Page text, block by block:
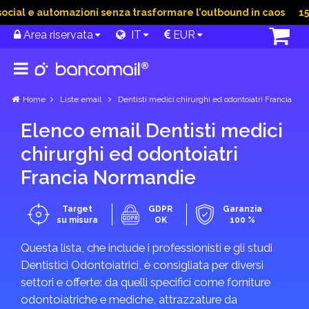
e automazioni senza trasformare l’outbound in caos 15
Area riservata IT EUR
Home Liste email Dentisti medici chirurghi ed odontoiatri Francia
Elenco email Dentisti medici
chirurghi ed odontoiatri
Francia Normandie
Target
su misura
GDPR
OK
Garanzia
100 %
Questa lista, che include i professionisti e gli studi
Dentistici Odontoiatrici, è consigliata per diversi
settori e offerte: da quelli specifici come forniture
odontoiatriche e mediche, attrazzature da